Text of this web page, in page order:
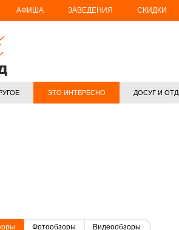
АФИША ЗАВЕДЕНИЯ СКИДКИ
ЭТО ИНТЕРЕСНО ДОСУГ И
Фотообзоры Видеообзоры